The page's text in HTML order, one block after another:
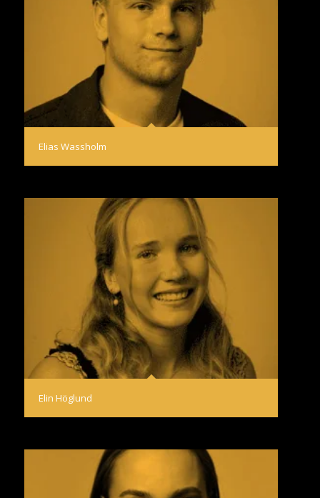
Elias Wassholm
Elin Höglund